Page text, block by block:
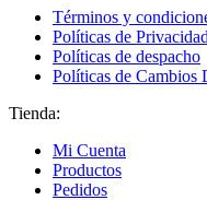
Términos y
Políticas de Privacidad
Políticas de despacho
Políticas de Cambios
Tienda:
Mi Cuenta
Productos
Pedidos